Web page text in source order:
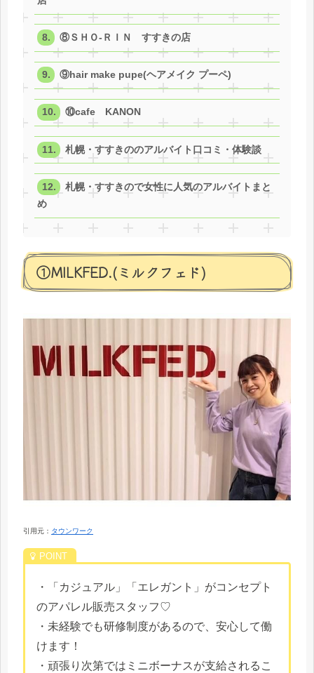
⑧ＳＨＯ-ＲＩＮ すすきの店
⑨hair make pupe(ヘアメイク プーペ)
⑩cafe KANON
札幌・すすきののアルバイト口コミ・体験談
札幌・すすきので女性に人気のアルバイトまと
め
①MILKFED.(ミルクフェド)
引用元： タウンワーク
・「カジュアル」「エレガント」がコンセプト
のアパレル販売スタッフ♡
・未経験でも研修制度があるので、安心して働
けます！
・頑張り次第ではミニボーナスが支給されるこ